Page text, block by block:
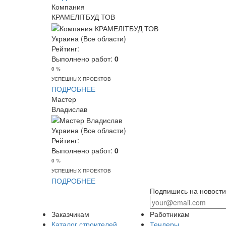
Компания
КРАМЕЛІТБУД ТОВ
Украина (Все области)
Рейтинг:
Выполнено работ: 0
0 %
УСПЕШНЫХ ПРОЕКТОВ
ПОДРОБНЕЕ
Мастер
Владислав
Украина (Все области)
Рейтинг:
Выполнено работ: 0
0 %
УСПЕШНЫХ ПРОЕКТОВ
ПОДРОБНЕЕ
Подпишись на новости
Заказчикам
Каталог строителей
Работникам
Тендеры